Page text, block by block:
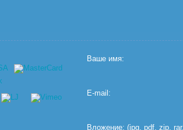
Ваше имя:
E-mail:
Вложение: (jpg, pdf, zip,